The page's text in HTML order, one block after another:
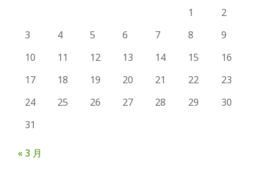
1
2
3
4 5 6 7 8
9
10
11 12 13 14 15
16
17
18 19 20 21 22
23
24
25 26 27 28 29
30
31
« 3 月